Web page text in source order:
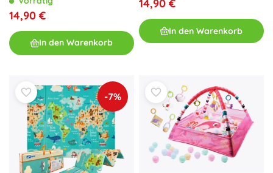
14,90 €
In den Warenkorb
14,90 €
In den Warenkorb
-7%